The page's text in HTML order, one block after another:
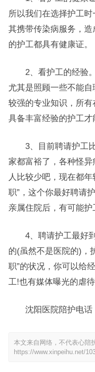
所以我们在选择护工
其携带传染病服务，
的护工都具有健康证。
2、看护工的经验。
尤其是照顾一些不能
较强的专业知识，所有
具备丰富经验的护工才
3、目前聘请护工比
家都富裕了，各种怪
人比较少吧，现在都
职”，这个你最好聘请
亲属住院后，有可能
4、聘请护工最好到
的(虽然不是医院的)，
职”的状况，你可以给
工!也有媒体曝光的虐待
沈阳医院陪护电话
本文来自网络，不代表心陪
https://www.xinpeihu.net/